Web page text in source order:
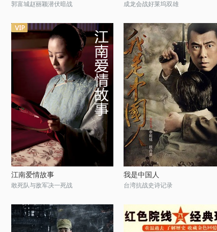
郭富城赵丽颖潜伏暗战 成龙会战好莱坞双雄
江南爱情故事
敢死队与敌军决一死战
我是中国人
台湾抗战史诗记录